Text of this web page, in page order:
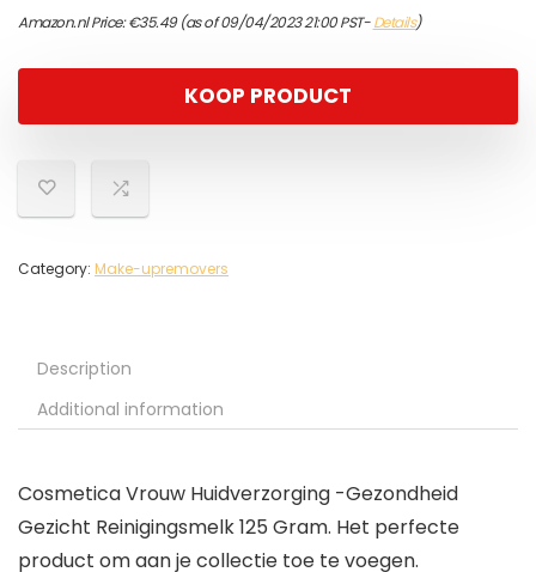
Amazon.nl Price:€35.49(as of 09/04/2023 21:00 PST-Details)
KOOP PRODUCT
Category: Make-upremovers
Description
Additional information
Cosmetica Vrouw Huidverzorging -Gezondheid
Gezicht Reinigingsmelk 125 Gram. Het perfecte
product om aan je collectie toe te voegen.